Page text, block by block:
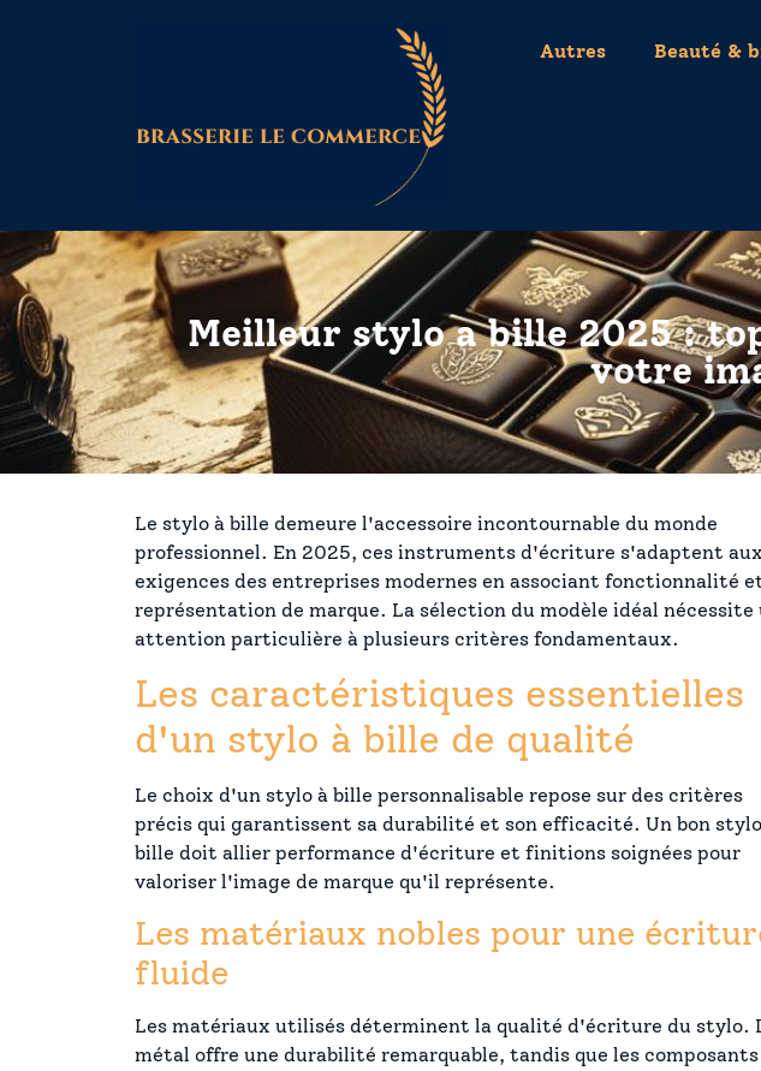
Autres Beauté &
Meilleur stylo a bille 2025 :
votre
Le stylo à bille demeure l'accessoire incontournable du monde
professionnel. En 2025, ces instruments d'écriture s'adaptent aux
exigences des entreprises modernes en associant fonctionnalité
représentation de marque. La sélection du modèle idéal nécessite
attention particulière à plusieurs critères fondamentaux.
Les caractéristiques essentielles
d'un stylo à bille de qualité
Le choix d'un stylo à bille personnalisable repose sur des critères
précis qui garantissent sa durabilité et son efficacité. Un bon
bille doit allier performance d'écriture et finitions soignées pour
valoriser l'image de marque qu'il représente.
Les matériaux nobles pour une
fluide
Les matériaux utilisés déterminent la qualité d'écriture du stylo.
métal offre une durabilité remarquable, tandis que les composants